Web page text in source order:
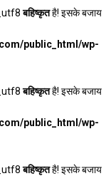
बहिष्कृतहै! इसके बजाय
public_html/wp-
बहिष्कृतहै! इसके बजाय
public_html/wp-
बहिष्कृतहै! इसके बजाय